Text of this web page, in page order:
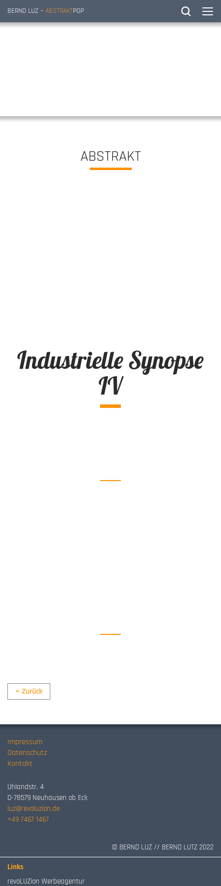
BERND LUZ – ABSTRAKTPOP
ABSTRAKT
Industrielle Synopse
IV
< Zurück
Impressum
Datenschutz
Kontakt
Uhlandstr. 4
D-78579 Neuhausen ob Eck
luz@revoluzion.de
+49 7467 1467
© BERND LUZ // BERND LUTZ 2022
Links
revoLUZion Werbeagentur